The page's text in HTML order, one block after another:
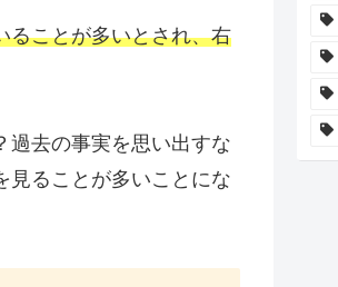
ることが多いとされ、右
過去の事実を思い出すな
見ることが多いことにな